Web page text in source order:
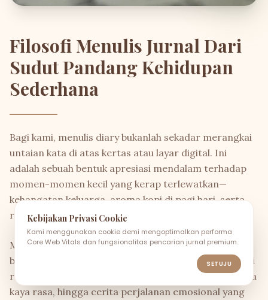
Filosofi Menulis Jurnal Dari
Sudut Pandang Kehidupan
Sederhana
Bagi kami, menulis diary bukanlah sekadar merangkai
untaian kata di atas kertas atau layar digital. Ini
adalah sebuah bentuk apresiasi mendalam terhadap
momen-momen kecil yang kerap terlewatkan—
kehangatan keluarga, aroma kopi di pagi hari, serta
refleksi pertumbuhan diri (*self-growth*).
Melalui portal *Diary of a Southern Mrs*, kami
berkomitmen menyajikan kompilasi inspirasi dekorasi
rumah yang menenangkan, resep masakan sederhana
kaya rasa, hingga cerita perjalanan emosional yang
Kebijakan Privasi Cookie
Kami menggunakan cookie demi mengoptimalkan performa
Core Web Vitals dan fungsionalitas pencarian jurnal premium.
SETUJU